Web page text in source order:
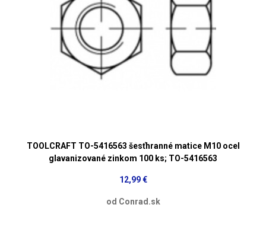
TOOLCRAFT TO-5416563 šesťhranné matice M10 ocel
glavanizované zinkom 100 ks; TO-5416563
12,99 €
od Conrad.sk